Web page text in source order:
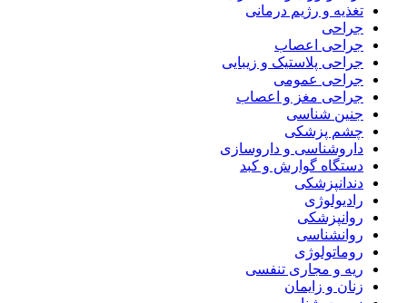
تغذیه و رژیم درمانی
جراحی
جراحی اعصاب
جراحی پلاستیک و زیبایی
جراحی عمومی
جراحی مغز و اعصاب
جنین شناسی
چشم پزشکی
داروشناسی و داروسازی
دستگاه گوارش و کبد
دندانپزشکی
رادیولوژی
روانپزشکی
روانشناسی
روماتولوژی
ریه و مجاری تنفسی
زنان و زایمان